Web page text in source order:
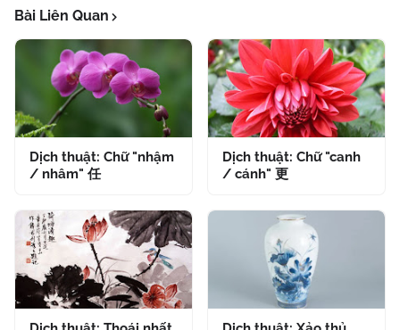
Bài Liên Quan
Dịch thuật: Chữ "nhậm
/ nhâm" 任
Dịch thuật: Chữ "canh
/ cánh" 更